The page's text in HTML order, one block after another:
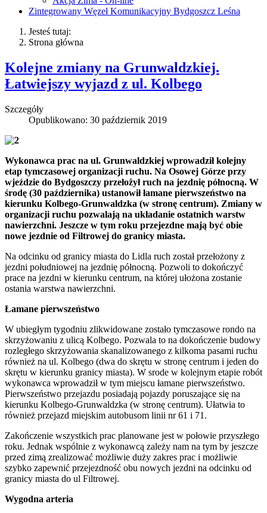
Zintegrowany Węzeł Komunikacyjny Bydgoszcz Leśna
Jesteś tutaj:
Strona główna
Kolejne zmiany na Grunwaldzkiej.
Łatwiejszy wyjazd z ul. Kolbego
Szczegóły
Opublikowano: 30 październik 2019
Wykonawca prac na ul. Grunwaldzkiej wprowadził kolejny
etap tymczasowej organizacji ruchu. Na Osowej Górze przy
wjeździe do Bydgoszczy przełożył ruch na jezdnię północną. W
środę (30 października) ustanowił łamane pierwszeństwo na
kierunku Kolbego-Grunwaldzka (w stronę centrum). Zmiany w
organizacji ruchu pozwalają na układanie ostatnich warstw
nawierzchni. Jeszcze w tym roku przejezdne mają być obie
nowe jezdnie od Filtrowej do granicy miasta.
Na odcinku od granicy miasta do Lidla ruch został przełożony z
jezdni południowej na jezdnię północną. Pozwoli to dokończyć
prace na jezdni w kierunku centrum, na której ułożona zostanie
ostania warstwa nawierzchni.
Łamane pierwszeństwo
W ubiegłym tygodniu zlikwidowane zostało tymczasowe rondo na
skrzyżowaniu z ulicą Kolbego. Pozwala to na dokończenie budowy
rozległego skrzyżowania skanalizowanego z kilkoma pasami ruchu
również na ul. Kolbego (dwa do skrętu w stronę centrum i jeden do
skrętu w kierunku granicy miasta). W srode w kolejnym etapie robót
wykonawca wprowadził w tym miejscu łamane pierwszeństwo.
Pierwszeństwo przejazdu posiadają pojazdy poruszające się na
kierunku Kolbego-Grunwaldzka (w stronę centrum). Ułatwia to
również przejazd miejskim autobusom linii nr 61 i 71.
Zakończenie wszystkich prac planowane jest w połowie przyszłego
roku. Jednak wspólnie z wykonawcą zależy nam na tym by jeszcze
przed zimą zrealizować możliwie duży zakres prac i możliwie
szybko zapewnić przejezdność obu nowych jezdni na odcinku od
granicy miasta do ul Filtrowej.
Wygodna arteria